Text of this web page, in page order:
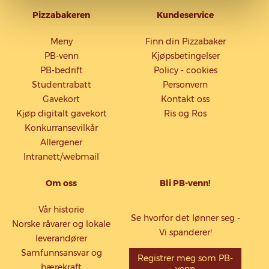
Pizzabakeren
Meny
PB-venn
PB-bedrift
Studentrabatt
Gavekort
Kjøp digitalt gavekort
Konkurransevilkår
Allergener
Intranett/webmail
Kundeservice
Finn din Pizzabaker
Kjøpsbetingelser
Policy - cookies
Personvern
Kontakt oss
Ris og Ros
Om oss
Vår historie
Norske råvarer og lokale
leverandører
Samfunnsansvar og
Bli PB-venn!
Se hvorfor det lønner seg -
Vi spanderer!
Registrer meg som PB-